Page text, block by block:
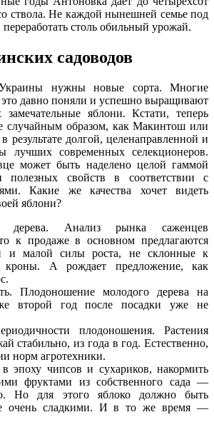
ствола. Не каждой нынешней семье под
переработать столь обильный урожай.
садоводов
нужны новые сорта. Многие
давно поняли и успешно выращивают
яблони. Кстати, теперь
случайным образом, как Макинтош или
результате долгой, целенаправленной и
лучших современных селекционеров.
может быть наделено целой гаммой
полезных свойств в соответствии с
Какие же качества хочет видеть
яблони?
дерева. Анализ рынка саженцев
к продаже в основном предлагаются
и малой силы роста, не склонные к
кроны. А рождает предложение, как
Плодоношение молодого дерева на
второй год после посадки уже не
плодоношения. Растения
стабильно, из года в год. Естественно,
норм агротехники.
эпоху чипсов и сухариков, накормить
фруктами из собственного сада —
Но для этого яблоко должно быть
очень сладкими. И в то же время —